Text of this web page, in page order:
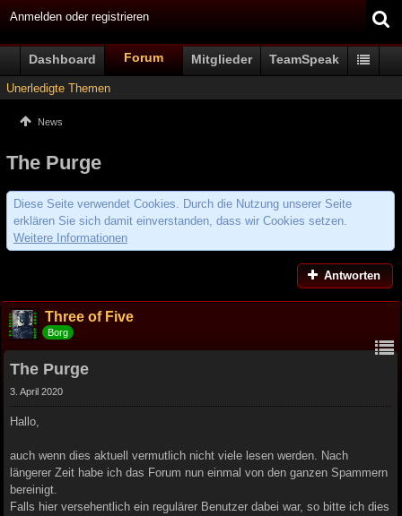
Anmelden oder registrieren
Dashboard Forum Mitglieder TeamSpeak
Unerledigte Themen
News
The Purge
Diese Seite verwendet Cookies. Durch die Nutzung unserer Seite
erklären Sie sich damit einverstanden, dass wir Cookies setzen.
Weitere Informationen
Antworten
Three of Five
Borg
The Purge
3. April 2020
Hallo,
auch wenn dies aktuell vermutlich nicht viele lesen werden. Nach
längerer Zeit habe ich das Forum nun einmal von den ganzen Spammern
bereinigt.
Falls hier versehentlich ein regulärer Benutzer dabei war, so bitte ich dies